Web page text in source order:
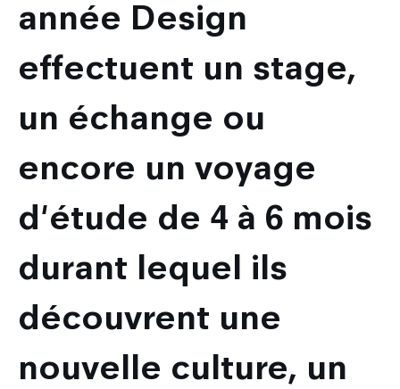
année Design
effectuent un stage,
un échange ou
encore un voyage
d'étude de 4 à 6 mois
durant lequel ils
découvrent une
nouvelle culture, un